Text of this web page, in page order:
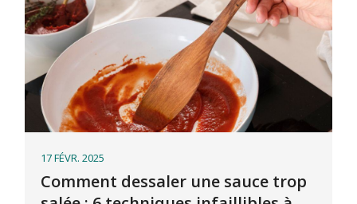
17 FÉVR. 2025
Comment dessaler une sauce trop